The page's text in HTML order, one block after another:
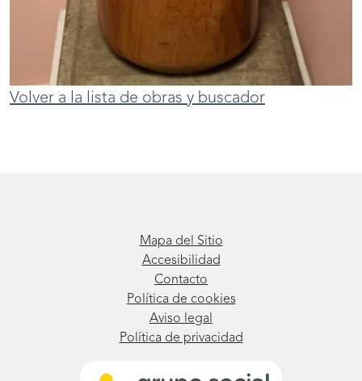
Volver a la lista de obras y buscador
Mapa del Sitio
Accesibilidad
Contacto
Política de cookies
Aviso legal
Política de privacidad